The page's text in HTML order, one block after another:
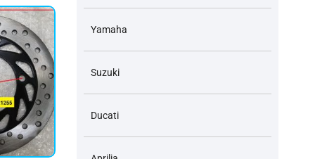
Yamaha
Suzuki
Ducati